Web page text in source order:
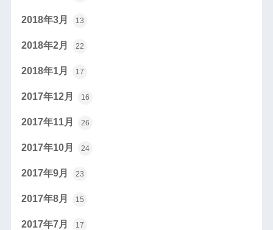
2018年3月 13
2018年2月 22
2018年1月 17
2017年12月 16
2017年11月 26
2017年10月 24
2017年9月 23
2017年8月 15
2017年7月 17